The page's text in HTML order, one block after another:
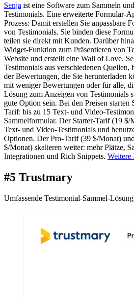
Senja ist eine Software zum Sammeln
Testimonials. Eine erweiterte Formular-
Prozess: Damit erstellen Sie anpassbare
von Testimonials. Sie binden diese
teilen sie direkt mit Kunden. Darüber
Widget-Funktion zum Präsentieren von
Website und erstellt eine Wall of Love.
Testimonials aus verschiedenen Quellen,
der Bewertungen, die Sie herunterladen
mit weniger Bewertungen oder für alle,
Lösung zum Anzeigen von Testimonials
gute Option sein. Bei den Preisen starten
Tarif: bis zu 15 Text- und Video-
Sammelformular. Der Starter-Tarif (19 $/
Text- und Video-Testimonials und
Optionen. Der Pro-Tarif (39 $/Monat)
$/Monat) skalieren weiter: mehr Plätze,
Integrationen und Rich Snippets. Weitere
#5 Trustmary
Umfassende Testimonial-Sammel-